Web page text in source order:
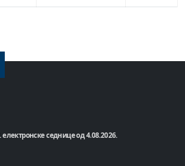
седнице од 4.08.2026.